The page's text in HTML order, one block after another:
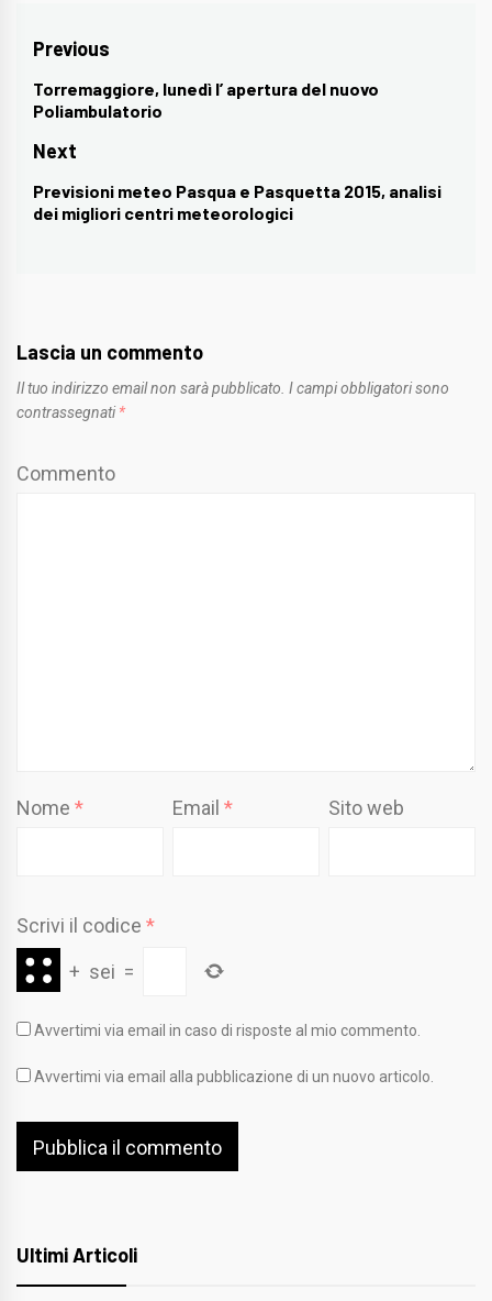
Navigazione
articoli
Previous
Previous
post:
Torremaggiore, lunedì l’ apertura del nuovo
Poliambulatorio
Next
Next
post:
Previsioni meteo Pasqua e Pasquetta 2015, analisi
dei migliori centri meteorologici
Lascia un commento
Il tuo indirizzo email non sarà pubblicato. I campi obbligatori sono
contrassegnati *
Commento
Nome * Email* Sito web
Scrivi il codice *
+ sei =
Avvertimi via email in caso di risposte al mio commento.
Avvertimi via email alla pubblicazione di un nuovo articolo.
Ultimi Articoli